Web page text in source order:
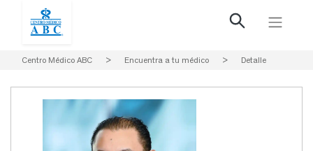
Centro Médico ABC > Encuentra a tu médico > Detalle